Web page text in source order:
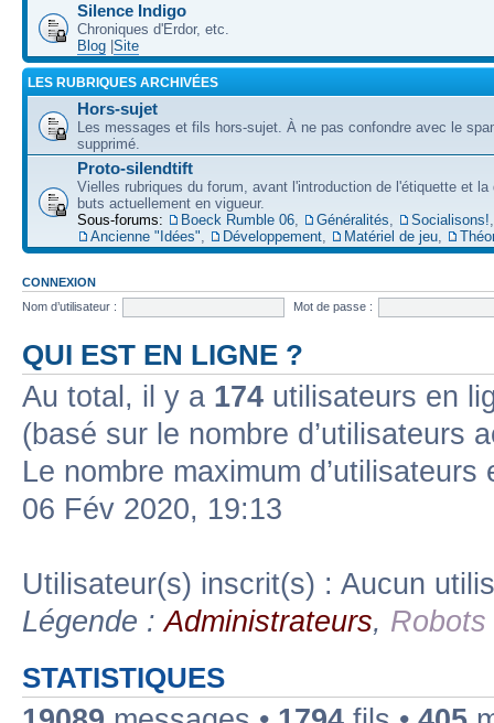
Silence Indigo
Chroniques d'Erdor, etc.
Blog Site
LES RUBRIQUES ARCHIVÉES
Hors-sujet
Les messages et fils hors-sujet. À ne pas confondre avec le
supprimé.
Proto-silendtift
Vielles rubriques du forum, avant l'introduction de l'étiquette et la
buts actuellement en vigueur.
Sous-forums:
Boeck Rumble 06, Généralités, Socialisons!,
Ancienne "Idées", Développement, Matériel de jeu,
CONNEXION
Nom d’utilisateur :
Mot de passe :
QUI EST EN LIGNE ?
Au total, il y a 174 utilisateurs en
(basé sur le nombre d’utilisateurs
Le nombre maximum
06 Fév 2020, 19:13
Utilisateur(s) inscrit(s) : Aucun
Légende :Administrateurs, Robots
STATISTIQUES